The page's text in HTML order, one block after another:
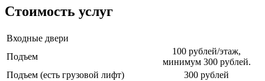
Стоимость услуг
Входные двери
Подъем
100 рублей/этаж,
минимум 300 рублей.
Подъем (есть грузовой лифт)
300 рублей